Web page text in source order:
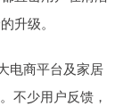
升级。
电商平台及家居
不少用户反馈，